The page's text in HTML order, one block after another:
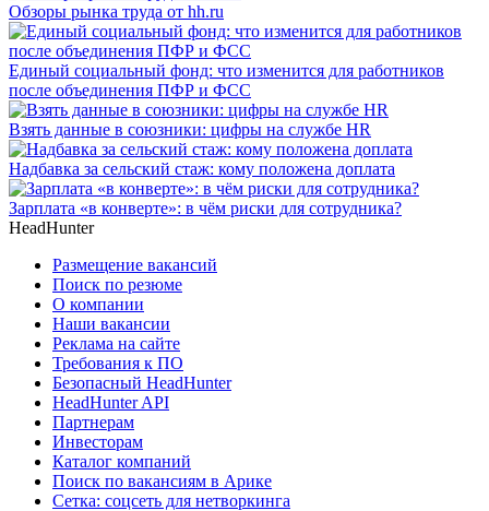
Обзоры рынка труда от hh.ru
Единый социальный фонд: что изменится для работников
после объединения ПФР и ФСС
Взять данные в союзники: цифры на службе HR
Надбавка за сельский стаж: кому положена доплата
Зарплата «в конверте»: в чём риски для сотрудника?
HeadHunter
Размещение вакансий
Поиск по резюме
О компании
Наши вакансии
Реклама на сайте
Требования к ПО
Безопасный HeadHunter
HeadHunter API
Партнерам
Инвесторам
Каталог компаний
Поиск по вакансиям в Арике
Сетка: соцсеть для нетворкинга